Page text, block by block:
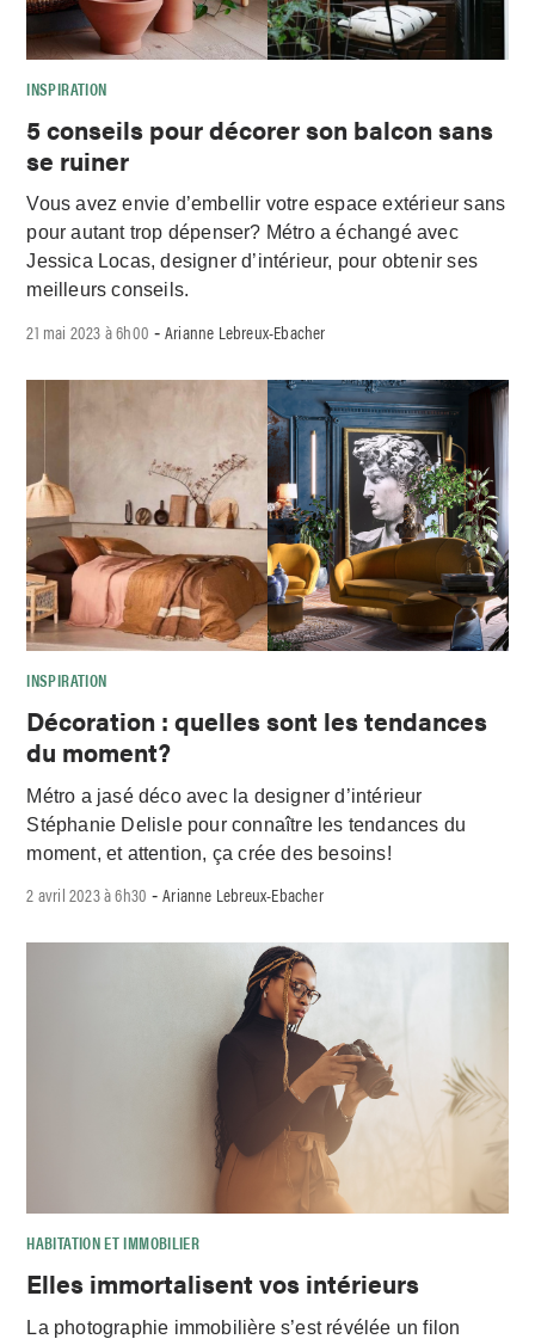
INSPIRATION
5 conseils pour décorer son balcon sans
se ruiner
Vous avez envie d’embellir votre espace extérieur sans
pour autant trop dépenser? Métro a échangé avec
Jessica Locas, designer d’intérieur, pour obtenir ses
meilleurs conseils.
21 mai 2023 à 6h00 -Arianne Lebreux-Ebacher
INSPIRATION
Décoration : quelles sont les tendances
du moment?
Métro a jasé déco avec la designer d’intérieur
Stéphanie Delisle pour connaître les tendances du
moment, et attention, ça crée des besoins!
2 avril 2023 à 6h30 -Arianne Lebreux-Ebacher
HABITATION ET IMMOBILIER
Elles immortalisent vos intérieurs
La photographie immobilière s’est révélée un filon